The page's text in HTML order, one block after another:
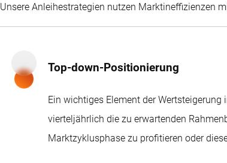
Unsere Anleihestrategien nutzen Marktineffizienzen
Top-down-Positionierung
Ein wichtiges Element der
vierteljährlich die zu erwartenden
Marktzyklusphase zu profitieren oder